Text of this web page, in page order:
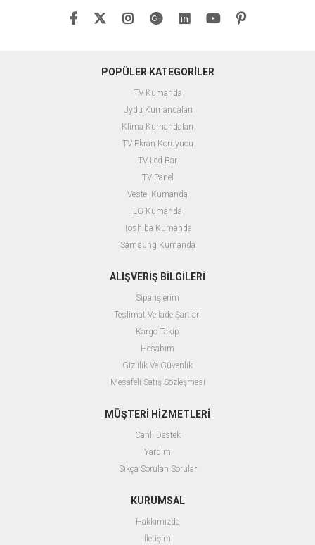
POPÜLER KATEGORİLER
TV Kumanda
Uydu Kumandaları
Klima Kumandaları
TV Ekran Koruyucu
TV Led Bar
TV Panel
Vestel Kumanda
LG Kumanda
Toshiba Kumanda
Samsung Kumanda
ALIŞVERİŞ BİLGİLERİ
Siparişlerim
Teslimat Ve İade Şartları
Kargo Takip
Hesabım
Gizlilik Ve Güvenlik
Mesafeli Satış Sözleşmesi
MÜŞTERİ HİZMETLERİ
Canlı Destek
Yardım
Sıkça Sorulan Sorular
KURUMSAL
Hakkımızda
İletişim